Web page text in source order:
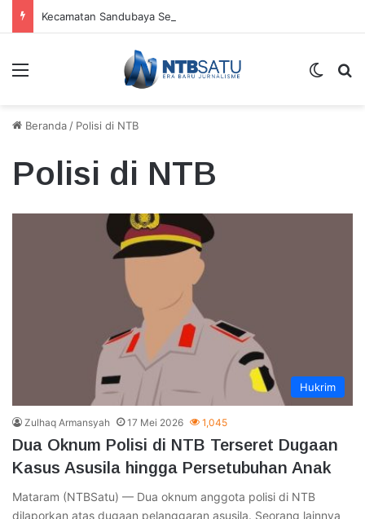
Menu
Beranda / Polisi di NTB
Polisi di NTB
Hukrim
Zulhaq Armansyah 17 Mei 2026 1,045
Dua Oknum Polisi di NTB Terseret Dugaan
Kasus Asusila hingga Persetubuhan Anak
Mataram (NTBSatu) — Dua oknum anggota polisi di NTB
dilaporkan atas dugaan pelanggaran asusila. Seorang lainnya